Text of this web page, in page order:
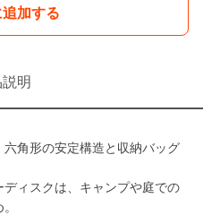
加する
明
角形の安定構造と収納バッグ
ィスクは、キャンプや庭での